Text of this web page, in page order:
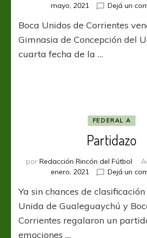
mayo, 2021
Dejá un
Boca Unidos de Corrientes
Gimnasia de Concepción del
cuarta fecha de la …
FEDERAL A
Partidazo
por Redacción Rincón del Fútbol
enero, 2021
Dejá un
Ya sin chances de
Unida de Gualeguaychú y
Corrientes regalaron un
emociones …